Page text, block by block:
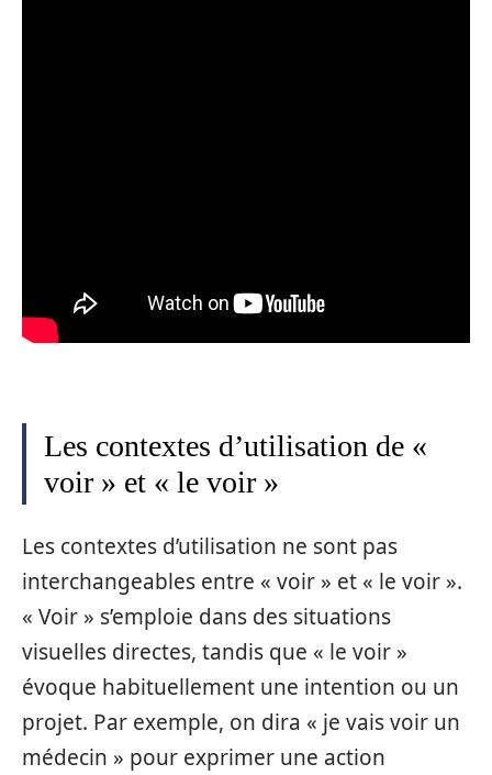
Les contextes d’utilisation de «
voir » et « le voir »
Les contextes d’utilisation ne sont pas
interchangeables entre « voir » et « le voir ».
« Voir » s’emploie dans des situations
visuelles directes, tandis que « le voir »
évoque habituellement une intention ou un
projet. Par exemple, on dira « je vais voir un
médecin » pour exprimer une action